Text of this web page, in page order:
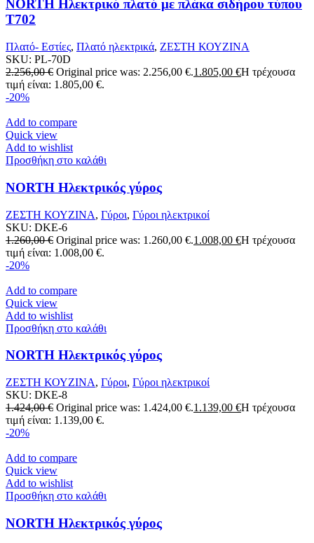
NORTH Ηλεκτρικό πλατό με πλάκα σιδήρου τύπου
T702
Πλατό- Εστίες, Πλατό ηλεκτρικά, ΖΕΣΤΗ ΚΟΥΖΙΝΑ
SKU: PL-70D
2.256,00€ Original price was: 2.256,00 €.1.805,00 €Η τρέχουσα
τιμή είναι: 1.805,00 €.
-20%
Add to compare
Quick view
Add to wishlist
Προσθήκη στο καλάθι
NORTH Ηλεκτρικός γύρος
ΖΕΣΤΗ ΚΟΥΖΙΝΑ, Γύροι, Γύροι ηλεκτρικοί
SKU: DKE-6
1.260,00€ Original price was: 1.260,00 €.1.008,00 €Η τρέχουσα
τιμή είναι: 1.008,00 €.
-20%
Add to compare
Quick view
Add to wishlist
Προσθήκη στο καλάθι
NORTH Ηλεκτρικός γύρος
ΖΕΣΤΗ ΚΟΥΖΙΝΑ, Γύροι, Γύροι ηλεκτρικοί
SKU: DKE-8
1.424,00€ Original price was: 1.424,00 €.1.139,00 €Η τρέχουσα
τιμή είναι: 1.139,00 €.
-20%
Add to compare
Quick view
Add to wishlist
Προσθήκη στο καλάθι
NORTH Ηλεκτρικός γύρος